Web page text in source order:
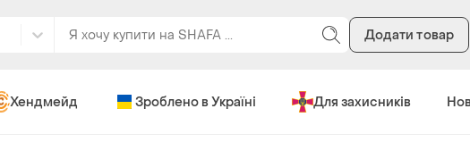
Додати товар
Хендмейд Зроблено в Україні Для захисників